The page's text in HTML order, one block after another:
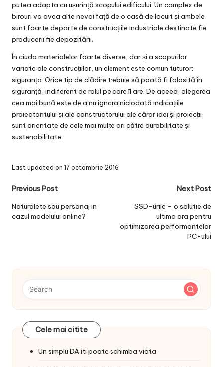
putea adapta cu ușurință scopului edificului. Un complex de
birouri va avea alte nevoi față de o casă de locuit și ambele
sunt foarte departe de construcțiile industriale destinate fie
producerii fie depozitării.
În ciuda materialelor foarte diverse, dar și a scopurilor
variate ale construcțiilor, un element este comun tuturor:
siguranța. Orice tip de clădire trebuie să poată fi folosită în
siguranță, indiferent de rolul pe care îl are. De aceea, alegerea
cea mai bună este de a nu ignora niciodată indicațiile
proiectantului și ale constructorului ale căror idei și proiecții
sunt orientate de cele mai multe ori către durabilitate și
sustenabilitate.
Last updated on 17 octombrie 2016
Post
navigation
Previous Post
Naturalete sau personaj in
cazul modelului online?
Next Post
SSD-urile – o solutie de
ultima ora pentru
optimizarea performantelor
PC-ului
Cele mai citite
Un simplu DA iti poate schimba viata